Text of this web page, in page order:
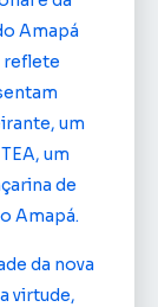
Amapá
reflete
um
um
de
Amapá.
da nova
virtude,